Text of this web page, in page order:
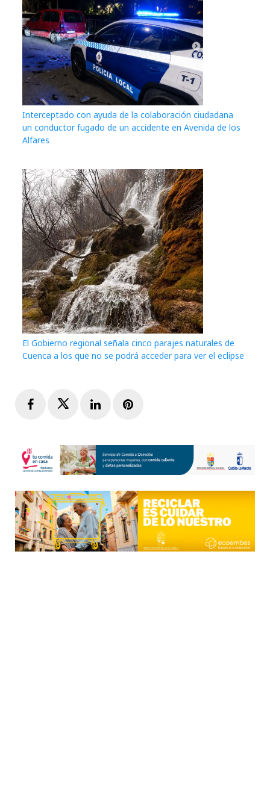
Interceptado con ayuda de la colaboración ciudadana
un conductor fugado de un accidente en Avenida de los
Alfares
El Gobierno regional señala cinco parajes naturales de
Cuenca a los que no se podrá acceder para ver el eclipse
FacebookTwitterLinkedInPinterest